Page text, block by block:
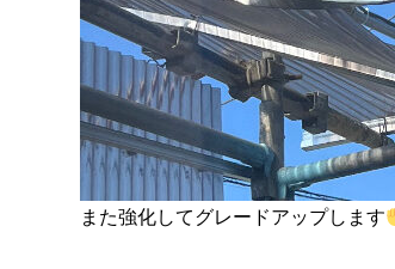
また強化してグレードアップします